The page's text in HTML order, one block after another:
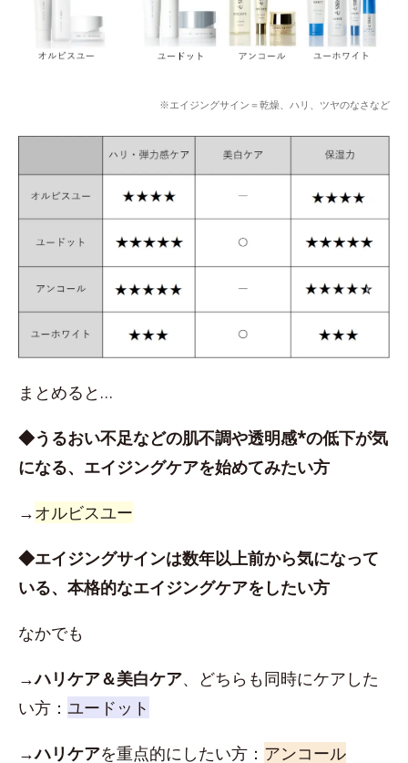
※エイジングサイン＝乾燥、ハリ、ツヤのなさなど
まとめると…
◆うるおい不足などの肌不調や透明感*の低下が気
になる、エイジングケアを始めてみたい方
→オルビスユー
◆エイジングサインは数年以上前から気になって
いる、本格的なエイジングケアをしたい方
なかでも
→ハリケア＆美白ケア、どちらも同時にケアした
い方： ユードット
→ハリケアを重点的にしたい方： アンコール